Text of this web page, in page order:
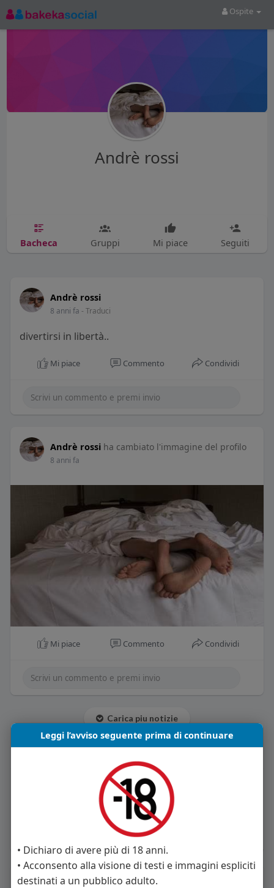
Ospite
Andrè rossi
Bacheca Gruppi Mi piace Seguiti
Andrè rossi
8 anni fa - Traduci
divertirsi in libertà..
Mi piace Commento Condividi
Andrè rossi ha cambiato l'immagine del profilo
8 anni fa
Mi piace Commento Condividi
Carica piu notizie
About
Leggi l’avviso seguente prima di continuare
• Dichiaro di avere più di 18 anni.
• Acconsento alla visione di testi e immagini espliciti
destinati a un pubblico adulto.